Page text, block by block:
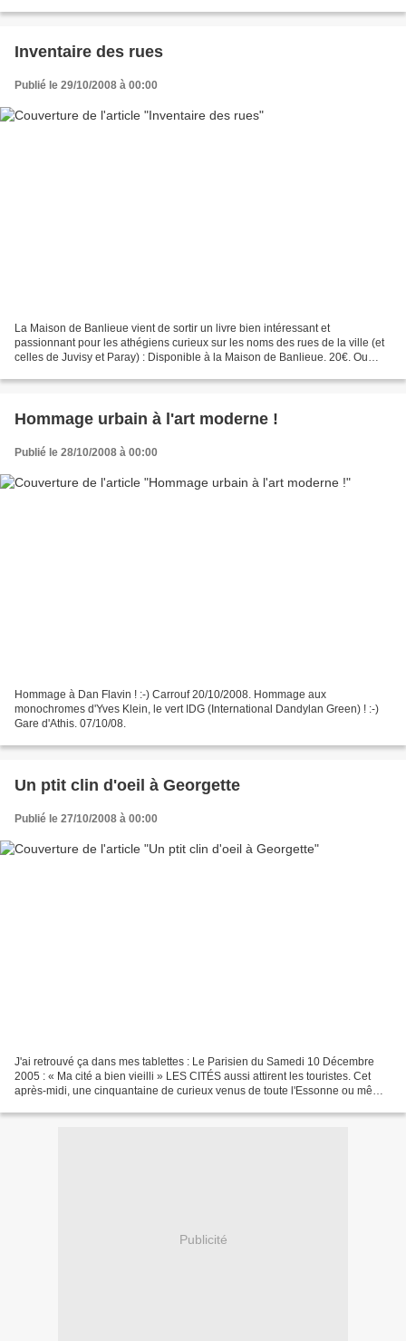
Inventaire des rues
Publié le 29/10/2008 à 00:00
La Maison de Banlieue vient de sortir un livre bien intéressant et
passionnant pour les athégiens curieux sur les noms des rues de la ville (et
celles de Juvisy et Paray) : Disponible à la Maison de Banlieue. 20€. Ou
Hommage urbain à l'art moderne !
Publié le 28/10/2008 à 00:00
Hommage à Dan Flavin ! :-) Carrouf 20/10/2008. Hommage aux
monochromes d'Yves Klein, le vert IDG (International Dandylan Green) ! :-)
Gare d'Athis. 07/10/08.
Un ptit clin d'oeil à Georgette
Publié le 27/10/2008 à 00:00
J'ai retrouvé ça dans mes tablettes : Le Parisien du Samedi 10 Décembre
2005 : « Ma cité a bien vieilli » LES CITÉS aussi attirent les touristes. Cet
après-midi, une cinquantaine de curieux venus de toute l'Essonne ou même
Publicité